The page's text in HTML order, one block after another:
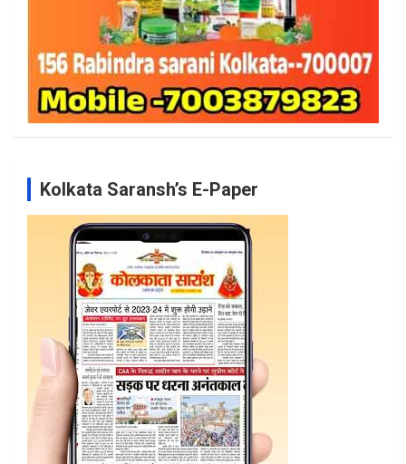
Kolkata Saransh’s E-Paper